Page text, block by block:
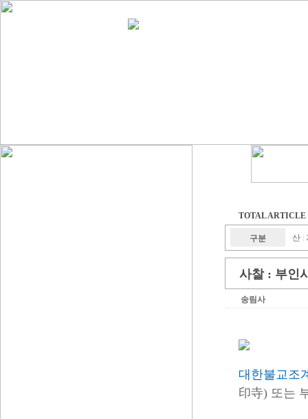
TOTAL ARTICLE
구분 산
사찰 : 부인
송림사
대한불교조
印寺) 또는